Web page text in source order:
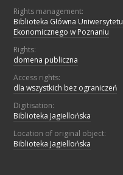
Rights management:
Biblioteka Główna Uniwersytetu
Ekonomicznego w Poznaniu
Rights:
domena publiczna
Access rights:
dla wszystkich bez ograniczeń
Digitisation:
Biblioteka Jagiellońska
Location of original object:
Biblioteka Jagiellońska